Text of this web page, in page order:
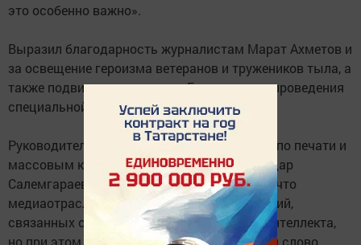
это особенно важно».
Выразил благодарность журналистам Марат Ахметов и
за освещение героизма ветеранов и тружеников тыла, а
также подвиги современных Героев в зоне проведения
специальной военной операции.
Руководитель Республиканского агентства по печати и
массовым коммуникациям «Татмедиа» Айдар
Салемгараев, приветствуя коллег, отметил, что
медиаотрасль претерпевает много изменений,
связанных с внедрением искусственного интеллекта,
но при этом главным в профессии остается слово.